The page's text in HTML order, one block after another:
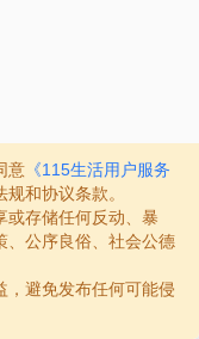
意 《115生活用户服务
和协议条款。
或存储任何反动、暴
、公序良俗、社会公德
，避免发布任何可能侵